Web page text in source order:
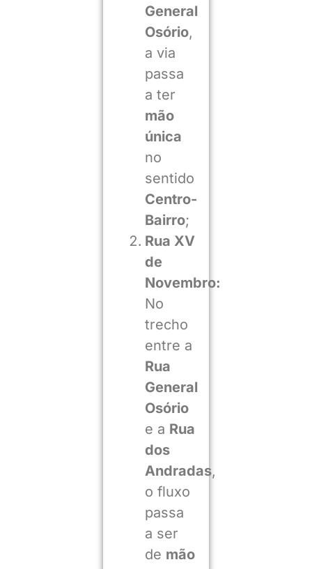
General
Osório,
a via
passa
a ter
mão
única
no
sentido
Centro-
Bairro;
Rua XV
de
Novembro:
No
trecho
entre a
Rua
General
Osório
e a Rua
dos
Andradas,
o fluxo
passa
a ser
de mão